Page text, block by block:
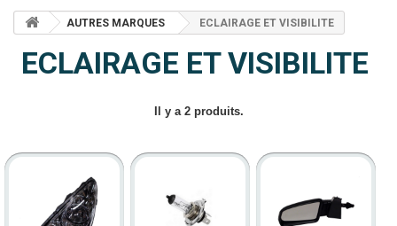
AUTRES MARQUES ECLAIRAGE ET VISIBILITE
ECLAIRAGE ET VISIBILITE
Il y a 2 produits.